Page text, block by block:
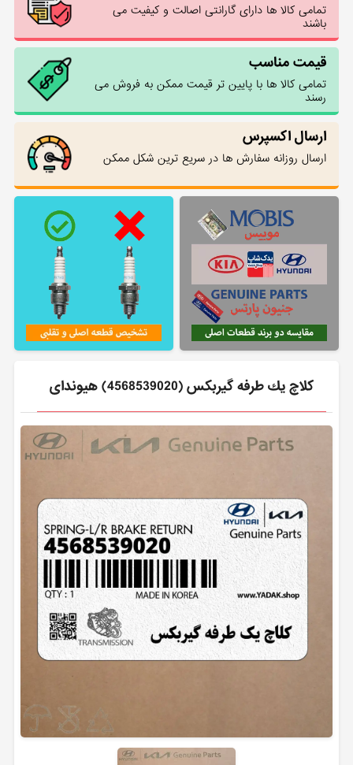
تمامی کالا ها دارای گارانتی اصالت و کیفیت می
باشند
قیمت مناسب
تمامی کالا ها با پایین تر قیمت ممکن به فروش می
رسند
ارسال اکسپرس
ارسال روزانه سفارش ها در سریع ترین شکل ممکن
كلاچ يك طرفه گيربكس (4568539020) هیوندای